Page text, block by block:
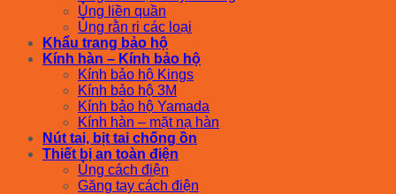
Ủng liền quần
Ủng rằn ri các loại
Khẩu trang bảo hộ
Kính hàn – Kính bảo hộ
Kính bảo hộ Kings
Kính bảo hộ 3M
Kính bảo hộ Yamada
Kính hàn – mặt nạ hàn
Nút tai, bịt tai chống ồn
Thiết bị an toàn điện
Ủng cách điện
Găng tay cách điện